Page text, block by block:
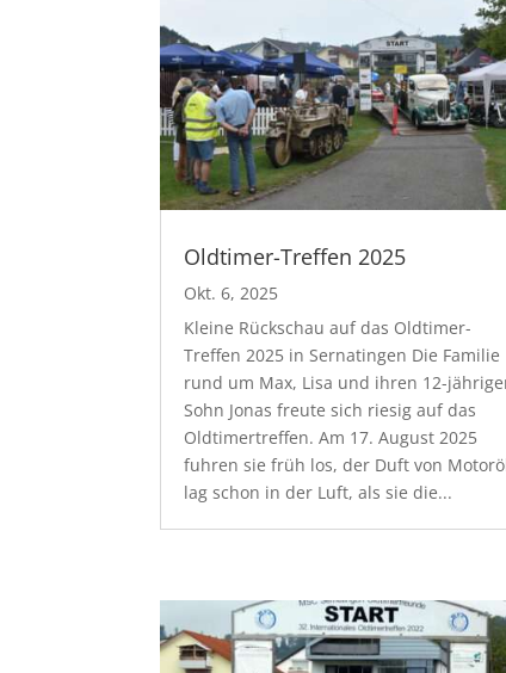
Oldtimer-Treffen 2025
Okt. 6, 2025
Kleine Rückschau auf das Oldtimer-
Treffen 2025 in Sernatingen Die Familie
rund um Max, Lisa und ihren 12-
Sohn Jonas freute sich riesig auf das
Oldtimertreffen. Am 17. August 2025
fuhren sie früh los, der Duft von
lag schon in der Luft, als sie die...